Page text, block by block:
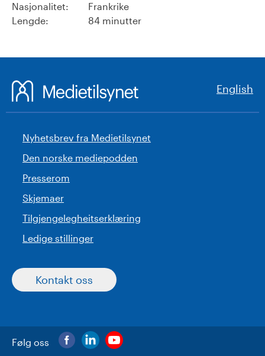
Nasjonalitet:
Frankrike
Lengde:
84 minutter
English
Nyhetsbrev fra Medietilsynet
Den norske mediepodden
Presserom
Skjemaer
Tilgjengelegheitserklæring
Ledige stillinger
Kontakt oss
Følg oss